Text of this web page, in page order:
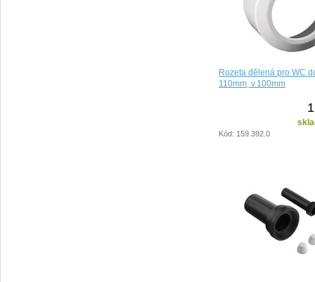
Rozeta dělená pro WC
110mm, v.100mm
Kód: 159.392.0